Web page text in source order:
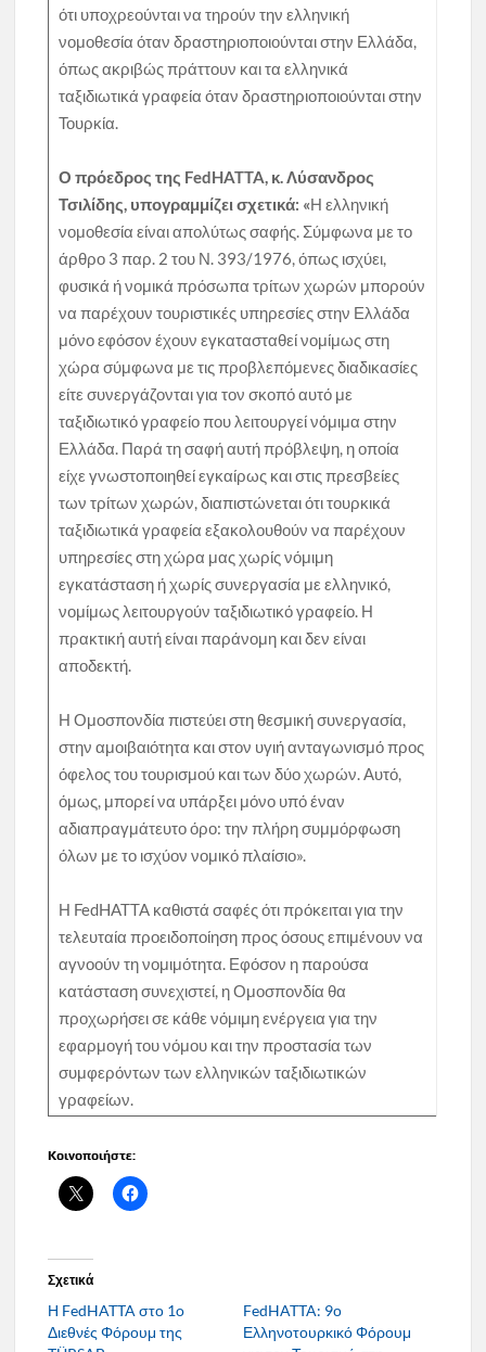
ότι υποχρεούνται να τηρούν την ελληνική
νομοθεσία όταν δραστηριοποιούνται στην Ελλάδα,
όπως ακριβώς πράττουν και τα ελληνικά
ταξιδιωτικά γραφεία όταν δραστηριοποιούνται στην
Τουρκία.
Ο πρόεδρος της FedHATTA, κ. Λύσανδρος
Τσιλίδης, υπογραμμίζει σχετικά: «Η ελληνική
νομοθεσία είναι απολύτως σαφής. Σύμφωνα με το
άρθρο 3 παρ. 2 του Ν. 393/1976, όπως ισχύει,
φυσικά ή νομικά πρόσωπα τρίτων χωρών μπορούν
να παρέχουν τουριστικές υπηρεσίες στην Ελλάδα
μόνο εφόσον έχουν εγκατασταθεί νομίμως στη
χώρα σύμφωνα με τις προβλεπόμενες διαδικασίες
είτε συνεργάζονται για τον σκοπό αυτό με
ταξιδιωτικό γραφείο που λειτουργεί νόμιμα στην
Ελλάδα. Παρά τη σαφή αυτή πρόβλεψη, η οποία
είχε γνωστοποιηθεί εγκαίρως και στις πρεσβείες
των τρίτων χωρών, διαπιστώνεται ότι τουρκικά
ταξιδιωτικά γραφεία εξακολουθούν να παρέχουν
υπηρεσίες στη χώρα μας χωρίς νόμιμη
εγκατάσταση ή χωρίς συνεργασία με ελληνικό,
νομίμως λειτουργούν ταξιδιωτικό γραφείο. Η
πρακτική αυτή είναι παράνομη και δεν είναι
αποδεκτή.
Η Ομοσπονδία πιστεύει στη θεσμική συνεργασία,
στην αμοιβαιότητα και στον υγιή ανταγωνισμό προς
όφελος του τουρισμού και των δύο χωρών. Αυτό,
όμως, μπορεί να υπάρξει μόνο υπό έναν
αδιαπραγμάτευτο όρο: την πλήρη συμμόρφωση
όλων με το ισχύον νομικό πλαίσιο».
Η FedHATTA καθιστά σαφές ότι πρόκειται για την
τελευταία προειδοποίηση προς όσους επιμένουν να
αγνοούν τη νομιμότητα. Εφόσον η παρούσα
κατάσταση συνεχιστεί, η Ομοσπονδία θα
προχωρήσει σε κάθε νόμιμη ενέργεια για την
εφαρμογή του νόμου και την προστασία των
συμφερόντων των ελληνικών ταξιδιωτικών
γραφείων.
Κοινοποιήστε:
Σχετικά
Η FedHATTA στο 1o
Διεθνές Φόρουμ της
FedHATTA: 9ο
Ελληνοτουρκικό Φόρουμ